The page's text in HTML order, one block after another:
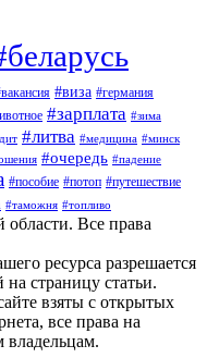
#виза #германия
#зарплата #зима
#литва #медицина #минск
#очередь #падение
#пособие #потоп #путешествие
#таможня #топливо
области. Все права
ресурса разрешается
страницу статьи.
взяты с открытых
все права на
владельцам.